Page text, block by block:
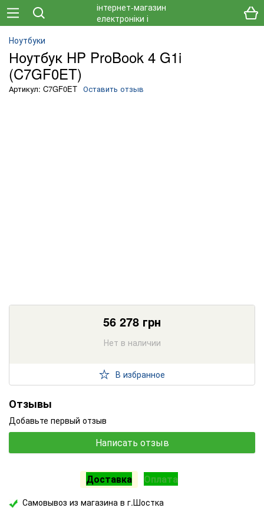
Ноутбуки
Ноутбук HP ProBook 4 G1i
(C7GF0ET)
Артикул: C7GF0ET Оставить отзыв
56 278 грн
Нет в наличии
В избранное
Отзывы
Добавьте первый отзыв
Написать отзыв
Доставка Оплата
Самовывоз из магазина в г.Шостка